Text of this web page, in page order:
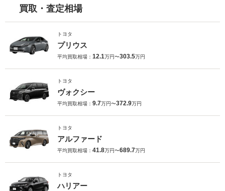
買取・査定相場
トヨタ
プリウス
平均買取相場： 12.1万円〜303.5万円
トヨタ
ヴォクシー
平均買取相場： 9.7万円〜372.9万円
トヨタ
アルファード
平均買取相場： 41.8万円〜689.7万円
トヨタ
ハリアー